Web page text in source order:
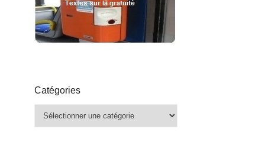
Catégories
Catégories